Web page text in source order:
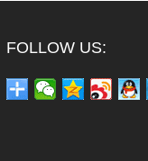
FOLLOW US: